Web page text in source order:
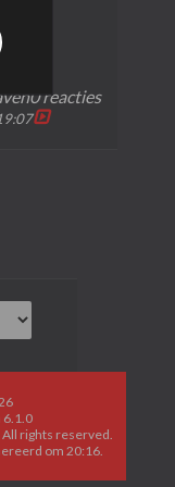
0 reacties
All rights reserved.
om 20:16.